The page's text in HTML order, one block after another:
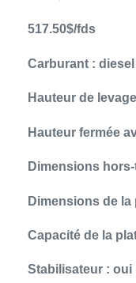
panier
517.50$/fds
Carburant :
Hauteur de
Hauteur fermée
Dimensions
Dimensions de la
Capacité de la
Stabilisateur : oui